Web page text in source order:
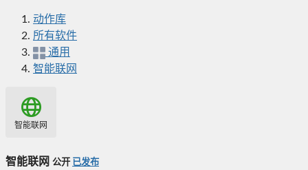
动作库
所有软件
通用
智能联网
智能联网
智能联网 公开 已发布